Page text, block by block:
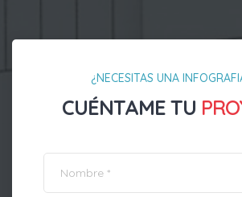
¿NECESITAS UNA
CUÉNTAME TU